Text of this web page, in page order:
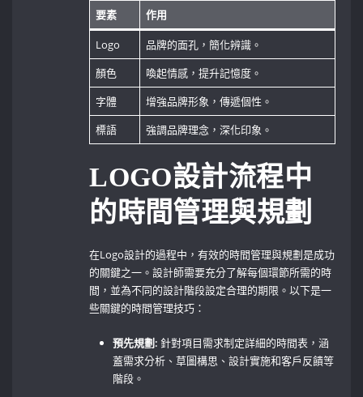
要素 作用
Logo
品牌的面孔，簡化辨識。
顏色
喚起情感，提升記憶度。
字體
增強品牌形象，傳遞個性。
標語
強調品牌理念，深化印象。
LOGO設計流程中
的時間管理與規劃
在Logo設計的過程中，有效的時間管理與規劃是成功
的關鍵之一。設計師需要充分了解每個環節所需的時
間，並為不同的設計階段設定合理的期限。以下是一
些關鍵的時間管理技巧：
預先規劃: 針對項目需求制定詳細的時間表，涵
蓋需求分析、草圖構思、設計實施和客戶反饋等
階段。